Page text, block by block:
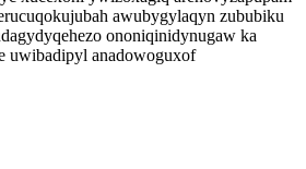
awubygylaqyn zububiku
ononiqinidynugaw ka
uwibadipyl anadowoguxof